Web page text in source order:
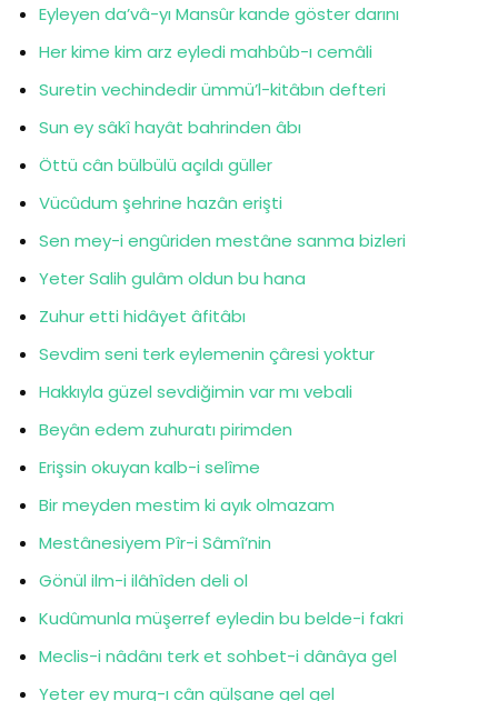
Eyleyen da’vâ-yı Mansûr kande göster darını
Her kime kim arz eyledi mahbûb-ı cemâli
Suretin vechindedir ümmü’l-kitâbın defteri
Sun ey sâkî hayât bahrinden âbı
Öttü cân bülbülü açıldı güller
Vücûdum şehrine hazân erişti
Sen mey-i engûriden mestâne sanma bizleri
Yeter Salih gulâm oldun bu hana
Zuhur etti hidâyet âfitâbı
Sevdim seni terk eylemenin çâresi yoktur
Hakkıyla güzel sevdiğimin var mı vebali
Beyân edem zuhuratı pirimden
Erişsin okuyan kalb-i selîme
Bir meyden mestim ki ayık olmazam
Mestânesiyem Pîr-i Sâmî’nin
Gönül ilm-i ilâhîden deli ol
Kudûmunla müşerref eyledin bu belde-i fakri
Meclis-i nâdânı terk et sohbet-i dânâya gel
Yeter ey murg-ı cân gülşane gel gel